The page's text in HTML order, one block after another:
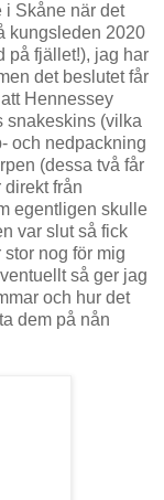
i Skåne när det
kungsleden 2020
på fjället!), jag har
det beslutet får
Hennessey
snakeskins (vilka
och nedpackning
(dessa två får
från
egentligen skulle
var slut så fick
nog för mig
så ger jag
och hur det
dem på nån